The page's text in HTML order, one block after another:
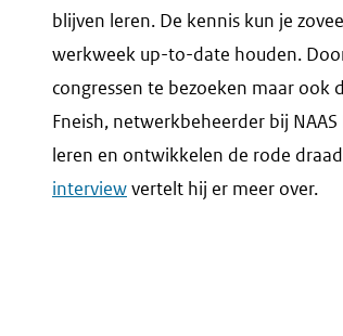
blijven leren. De kennis kun je
werkweek up-to-date houden.
congressen te bezoeken maar ook
Fneish, netwerkbeheerder bij NAAS
leren en ontwikkelen de rode
interviewvertelt hij er meer over.